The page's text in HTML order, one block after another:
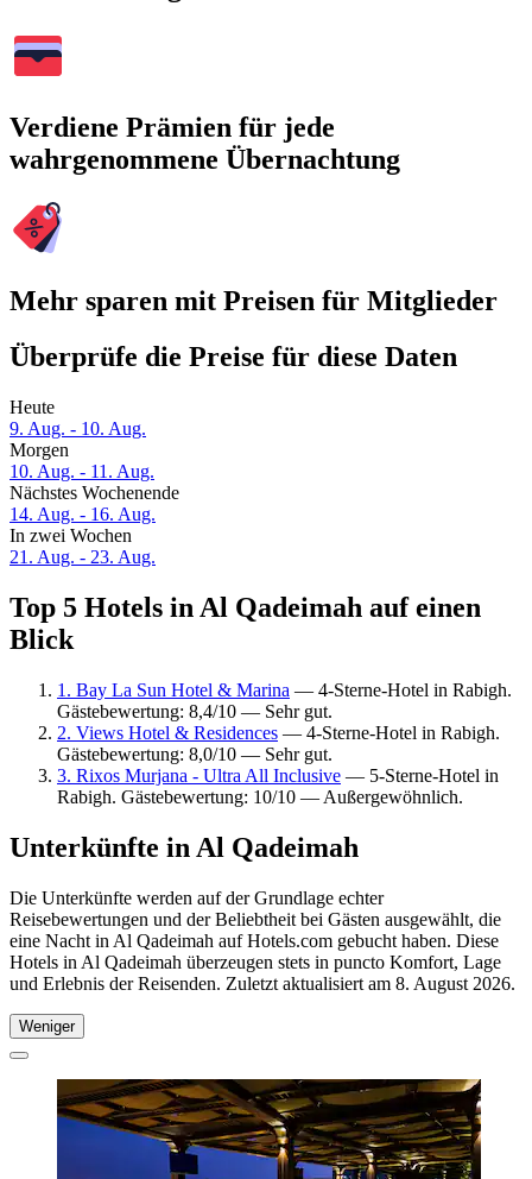
Verdiene Prämien für jede
wahrgenommene Übernachtung
Mehr sparen mit Preisen für Mitglieder
Überprüfe die Preise für diese Daten
Heute
9. Aug. - 10. Aug.
Morgen
10. Aug. - 11. Aug.
Nächstes Wochenende
14. Aug. - 16. Aug.
In zwei Wochen
21. Aug. - 23. Aug.
Top 5 Hotels in Al Qadeimah auf einen
Blick
1. Bay La Sun Hotel & Marina — 4-Sterne-Hotel in Rabigh.
Gästebewertung: 8,4/10 — Sehr gut.
2. Views Hotel & Residences — 4-Sterne-Hotel in Rabigh.
Gästebewertung: 8,0/10 — Sehr gut.
3. Rixos Murjana - Ultra All Inclusive — 5-Sterne-Hotel in
Rabigh. Gästebewertung: 10/10 — Außergewöhnlich.
Unterkünfte in Al Qadeimah
Die Unterkünfte werden auf der Grundlage echter
Reisebewertungen und der Beliebtheit bei Gästen ausgewählt, die
eine Nacht in Al Qadeimah auf Hotels.com gebucht haben. Diese
Hotels in Al Qadeimah überzeugen stets in puncto Komfort, Lage
und Erlebnis der Reisenden. Zuletzt aktualisiert am 8. August 2026.
Weniger